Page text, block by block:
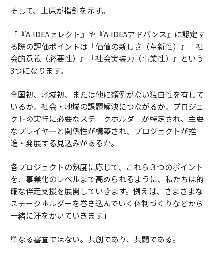
そして、上原が指針を示す。
「『A-IDEAセレクト』や『A-IDEAアドバンス』に認定す
る際の評価ポイントは『価値の新しさ（革新性）』『社
会的意義（必要性）』『社会実装力（事業性）』という
3つになります。
全国初、地域初、または他に類例がない独自性を有して
いるか。社会・地域の課題解決につながるか。プロジェ
クトの実行に必要なステークホルダーが特定され、主要
なプレイヤーと関係性が構築され、プロジェクトが推
進・発展する見込みがあるか。
各プロジェクトの熟度に応じて、これら３つのポイント
を、事業化のレベルまで高められるように、私たちは的
確な伴走支援を展開していきます。例えば、さまざまな
ステークホルダーを巻き込んでいく体制づくりなどから
一緒に汗をかいていきます」
単なる審査ではない。共創であり、共闘である。